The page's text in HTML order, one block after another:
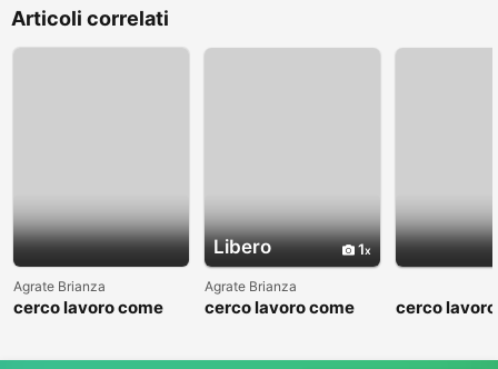
Articoli correlati
Agrate Brianza
cerco lavoro come
Libero 1
Agrate Brianza
cerco lavoro come
cerco